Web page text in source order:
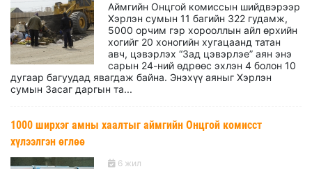
Аймгийн Онцгой комиссын шийдвэрээр
Хэрлэн сумын 11 багийн 322 гудамж,
5000 орчим гэр хорооллын айл өрхийн
хогийг 20 хоногийн хугацаанд татан
авч, цэвэрлэх “Зад цэвэрлэе” аян энэ
сарын 24-ний өдрөөс эхлэн 4 болон 10
дугаар багуудад явагдаж байна. Энэхүү аяныг Хэрлэн
сумын Засаг даргын та...
1000 ширхэг амны хаалтыг аймгийн Онцгой комисст
хүлээлгэн өглөө
6 жил